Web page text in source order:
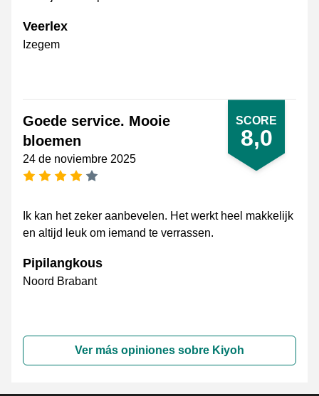
Veerlex
Izegem
SCORE
8,0
Goede service. Mooie
bloemen
24 de noviembre 2025
Ik kan het zeker aanbevelen. Het werkt heel makkelijk
en altijd leuk om iemand te verrassen.
Pipilangkous
Noord Brabant
Ver más opiniones sobre Kiyoh